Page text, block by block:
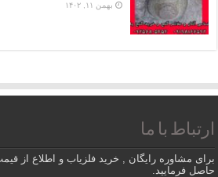
بهمن ۱۱, ۱۴۰۲
ارتباط با ما
برای مشاوره رایگان , خرید فلزیاب و اطلاع از
حاصل فرمایید.